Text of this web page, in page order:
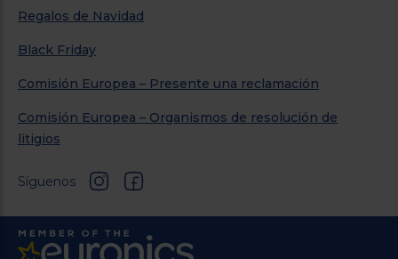
Regalos de Navidad
Black Friday
Comisión Europea – Presente una reclamación
Comisión Europea – Organismos de resolución de
litigios
Síguenos